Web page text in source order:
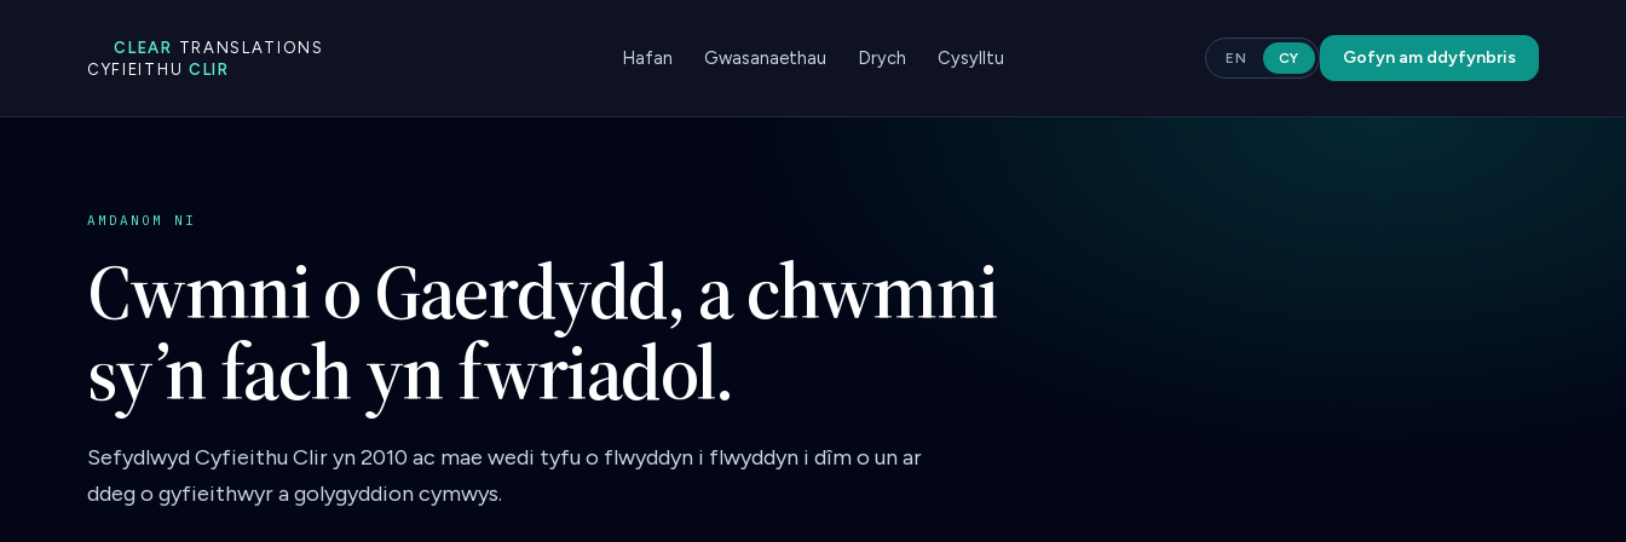
CLEAR TRANSLATIONS
CYFIEITHU CLIR Hafan Gwasanaethau Drych Cysylltu EN CY Gofyn am ddyfynbris
AMDANOM NI
Cwmni o Gaerdydd, a chwmni
sy’n fach yn fwriadol.
Sefydlwyd Cyfieithu Clir yn 2010 ac mae wedi tyfu o flwyddyn i flwyddyn i dîm o un ar
ddeg o gyfieithwyr a golygyddion cymwys.